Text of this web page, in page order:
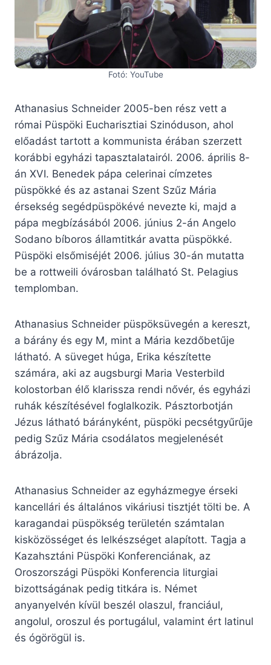
Fotó: YouTube
Athanasius Schneider 2005-ben rész vett a
római Püspöki Eucharisztiai Szinóduson, ahol
előadást tartott a kommunista érában szerzett
korábbi egyházi tapasztalatairól. 2006. április 8-
án XVI. Benedek pápa celerinai címzetes
püspökké és az astanai Szent Szűz Mária
érsekség segédpüspökévé nevezte ki, majd a
pápa megbízásából 2006. június 2-án Angelo
Sodano bíboros államtitkár avatta püspökké.
Püspöki elsőmiséjét 2006. július 30-án mutatta
be a rottweili óvárosban található St. Pelagius
templomban.
Athanasius Schneider püspöksüvegén a kereszt,
a bárány és egy M, mint a Mária kezdőbetűje
látható. A süveget húga, Erika készítette
számára, aki az augsburgi Maria Vesterbild
kolostorban élő klarissza rendi nővér, és egyházi
ruhák készítésével foglalkozik. Pásztorbotján
Jézus látható bárányként, püspöki pecsétgyűrűje
pedig Szűz Mária csodálatos megjelenését
ábrázolja.
Athanasius Schneider az egyházmegye érseki
kancellári és általános vikáriusi tisztjét tölti be. A
karagandai püspökség területén számtalan
kisközösséget és lelkészséget alapított. Tagja a
Kazahsztáni Püspöki Konferenciának, az
Oroszországi Püspöki Konferencia liturgiai
bizottságának pedig titkára is. Német
anyanyelvén kívül beszél olaszul, franciául,
angolul, oroszul és portugálul, valamint ért latinul
és ógörögül is.